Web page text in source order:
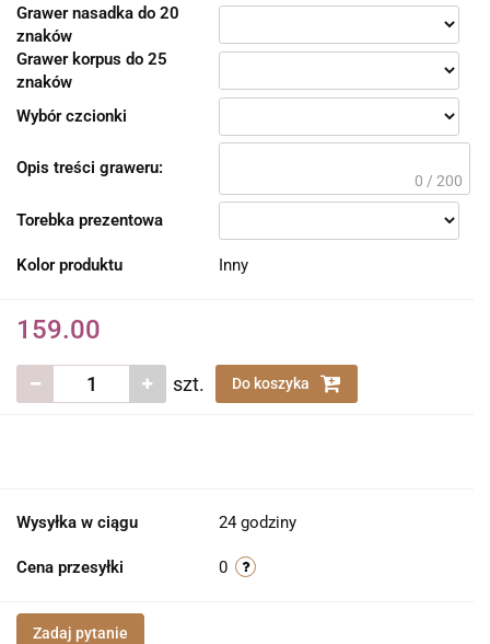
Grawer nasadka do 20
znaków
Grawer korpus do 25
znaków
Wybór czcionki
Opis treści graweru:
0 / 200
Torebka prezentowa
Kolor produktu Inny
159.00
szt. Do koszyka
Wysyłka w ciągu 24 godziny
Cena przesyłki 0
Zadaj pytanie